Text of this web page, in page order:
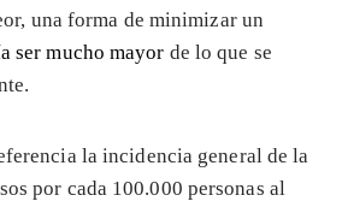
una forma de minimizar un
ser mucho mayor de lo que se
la incidencia general de la
por cada 100.000 personas al